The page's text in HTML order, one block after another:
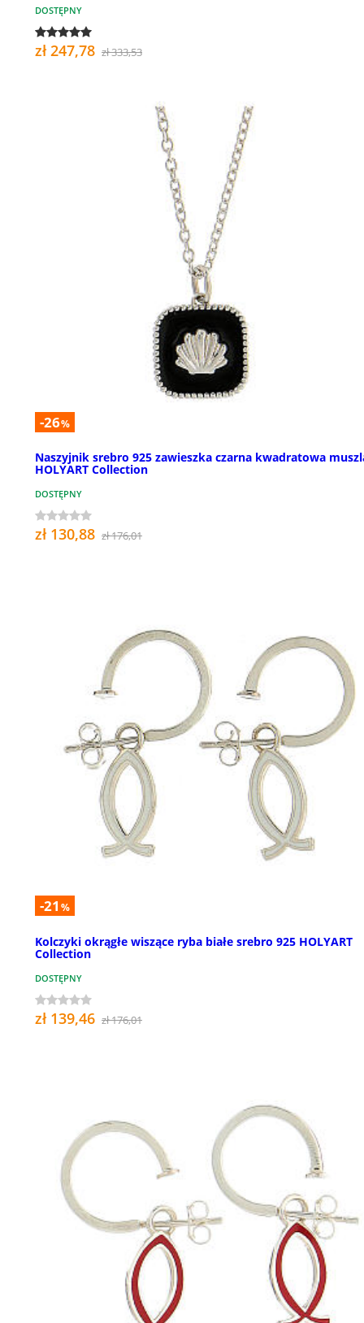
DOSTĘPNY
zł 247,78 zł 333,53
-26%
Naszyjnik srebro 925 zawieszka czarna kwadratowa
HOLYART Collection
DOSTĘPNY
zł 130,88 zł 176,01
-21 %
Kolczyki okrągłe wiszące ryba białe srebro 925 HOLYART
Collection
DOSTĘPNY
zł 139,46 zł 176,01